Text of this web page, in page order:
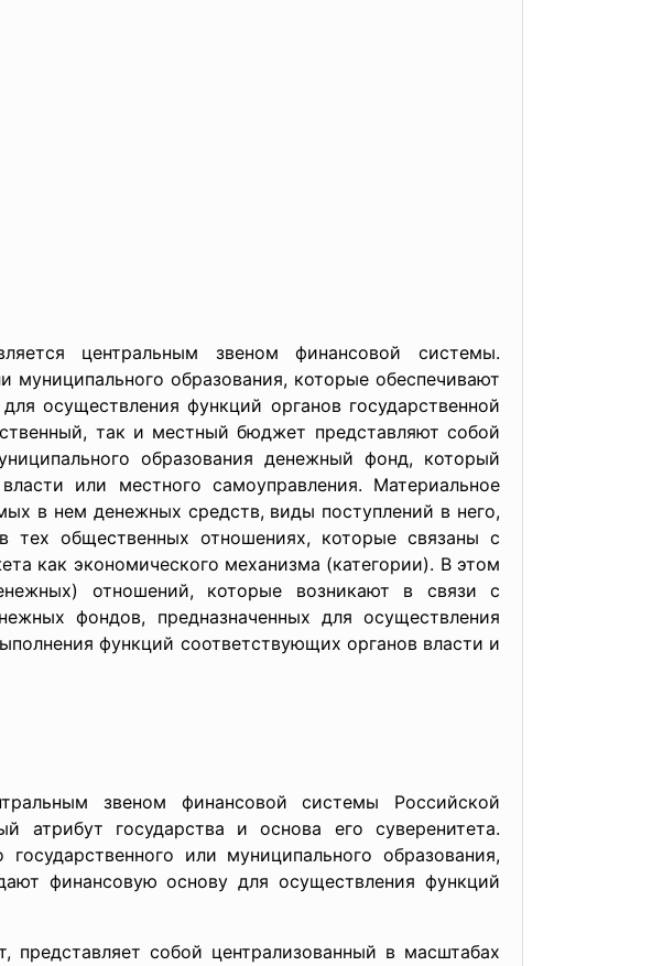
центральным звеном финансовой системы.
образования, которые обеспечивают
осуществления функций органов государственной
так и местный бюджет представляют собой
образования денежный фонд, который
или местного самоуправления. Материальное
в нем денежных средств, виды поступлений в него,
общественных отношениях, которые связаны с
как экономического механизма (категории). В этом
отношений, которые возникают в связи с
фондов, предназначенных для осуществления
функций соответствующих органов власти и
звеном финансовой системы Российской
государства и основа его суверенитета.
или муниципального образования,
финансовую основу для осуществления функций
собой централизованный в масштабах